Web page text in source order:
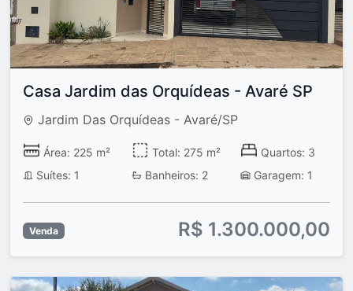
Casa Jardim das Orquídeas - Avaré SP
Jardim Das Orquídeas - Avaré/SP
Área: 225 m² Total: 275 m²
Quartos: 3
Suítes: 1
Banheiros: 2 Garagem: 1
Venda R$ 1.300.000,00